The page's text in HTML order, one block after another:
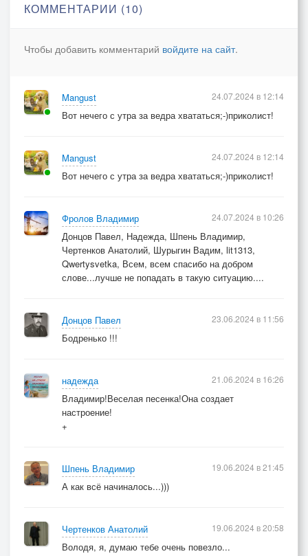
КОММЕНТАРИИ (10)
Чтобы добавить комментарий войдите на сайт.
Mangust
Вот нечего с утра за ведра хвататься;-)приколист!
24.07.2024 в 12:14
Mangust
Вот нечего с утра за ведра хвататься;-)приколист!
24.07.2024 в 12:14
Фролов Владимир
Донцов Павел, Надежда, Шпень Владимир,
Чертенков Анатолий, Шурыгин Вадим, lit1313,
Qwertysvetka, Всем, всем спасибо на добром
слове...лучше не попадать в такую ситуацию....
24.07.2024 в 10:26
Донцов Павел
Бодренько !!!
23.06.2024 в 11:56
надежда
Владимир!Веселая песенка!Она создает
настроение!
+
21.06.2024 в 16:26
Шпень Владимир
А как всё начиналось...)))
19.06.2024 в 21:45
Чертенков Анатолий
Володя, я, думаю тебе очень повезло...
19.06.2024 в 20:58